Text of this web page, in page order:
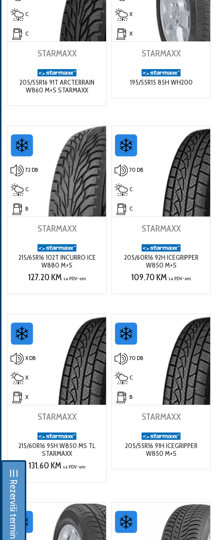
☰ Rezerviši termin
C
C
STARMAXX
205/55R16 91T ARCTERRAIN
W860 M+S STARMAXX
X
X
STARMAXX
195/55R15 85H WH200
72 DB
C
B
STARMAXX
215/65R16 102T INCURRO ICE
W880 M+S
127.20 KM sa PDV-om
70 DB
C
C
STARMAXX
205/60R16 92H ICEGRIPPER
W850 M+S
109.70 KM sa PDV-om
X DB
X
X
STARMAXX
215/60R16 95H W850 MS TL
STARMAXX
131.60 KM sa PDV-om
70 DB
C
B
STARMAXX
205/55R16 91H ICEGRIPPER
W850 M+S